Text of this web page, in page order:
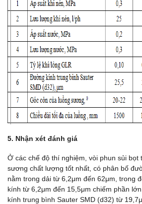
5. Nhận xét đánh giá
Ở các chế độ thí nghiệm, vòi phun sủi bọt
sương chất lượng tốt nhất, có phân bố
nằm trong dải từ 6,2μm đến 62μm, trong
kính từ 6,2μm đến 15,5μm chiếm phần
kính trung bình Sauter SMD (d32) từ